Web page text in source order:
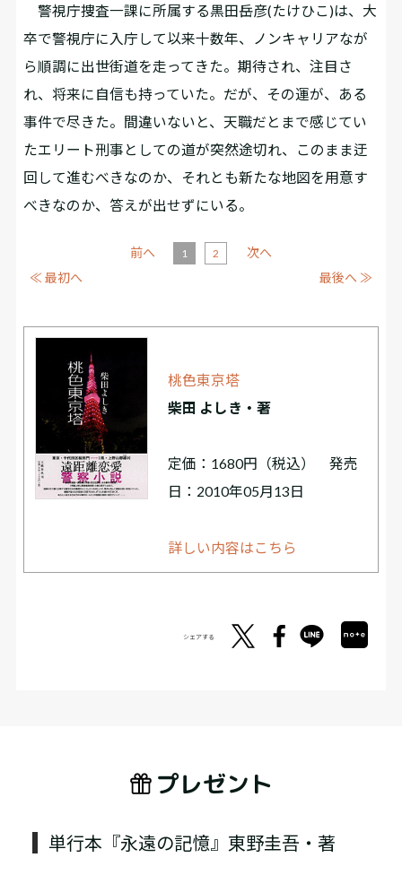
警視庁捜査一課に所属する黒田岳彦(たけひこ)は、大
卒で警視庁に入庁して以来十数年、ノンキャリアなが
ら順調に出世街道を走ってきた。期待され、注目さ
れ、将来に自信も持っていた。だが、その運が、ある
事件で尽きた。間違いないと、天職だとまで感じてい
たエリート刑事としての道が突然途切れ、このまま迂
回して進むべきなのか、それとも新たな地図を用意す
べきなのか、答えが出せずにいる。
≪ 最初へ
前へ 1 2
次へ
最後へ ≫
桃色東京塔
柴田 よしき・著
定価：1680円（税込） 発売
日：2010年05月13日
詳しい内容はこちら
シェアする
プレゼント
単行本『永遠の記憶』東野圭吾・著